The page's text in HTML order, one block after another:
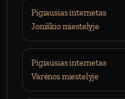
Pigiausias internetas
Joniškio miestelyje
Pigiausias internetas
Varėnos miestelyje